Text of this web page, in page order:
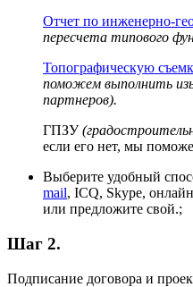
Отчет по инженерно-
пересчета типового
Топографическую
поможем выполнить
партнеров).
ГПЗУ
если его нет, мы
Выберите удобный
mail, ICQ, Skype,
или предложите свой.;
Шаг 2.
Подписание договора и